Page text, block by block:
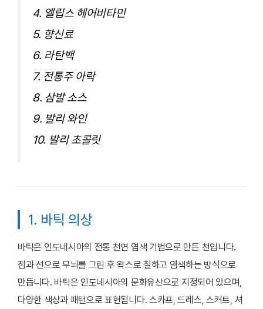
4. 엘립스 헤어비타민
5. 향신료
6. 라탄백
7. 전통주 아락
8. 삼발 소스
9. 발리 와인
10. 발리 초콜릿
1. 바틱 의상
바틱은 인도네시아의 전통 천연 염색 기법으로 만든 천입니다.
점과 선으로 무늬를 그린 후 왁스로 칠하고 염색하는 방식으로
만듭니다. 바틱은 인도네시아의 문화유산으로 지정되어 있으며,
다양한 색상과 패턴으로 표현됩니다. 스카프, 드레스, 스커트, 셔